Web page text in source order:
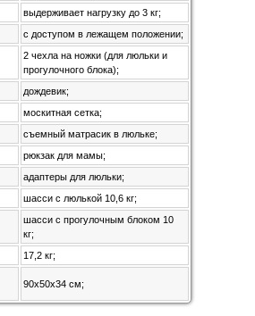
выдерживает нагрузку до 3 кг;
с доступом в лежащем положении;
2 чехла на ножки (для люльки и
прогулочного блока);
дождевик;
москитная сетка;
съемный матрасик в люльке;
рюкзак для мамы;
адаптеры для люльки;
шасси с люлькой 10,6 кг;
шасси с прогулочным блоком 10
кг;
17,2 кг;
90х50х34 см;